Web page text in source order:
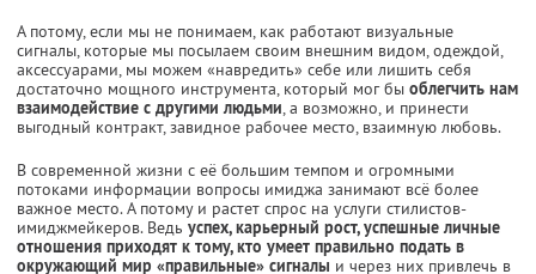
А потому, если мы не понимаем, как работают визуальные
сигналы, которые мы посылаем своим внешним видом, одеждой,
аксессуарами, мы можем «навредить» себе или лишить себя
достаточно мощного инструмента, который мог бы облегчить нам
взаимодействие с другими людьми, а возможно, и принести
выгодный контракт, завидное рабочее место, взаимную любовь.
В современной жизни с её большим темпом и огромными
потоками информации вопросы имиджа занимают всё более
важное место. А потому и растет спрос на услуги стилистов-
имиджмейкеров. Ведь успех, карьерный рост, успешные личные
отношения приходят к тому, кто умеет правильно подать в
окружающий мир «правильные» сигналы и через них привлечь в